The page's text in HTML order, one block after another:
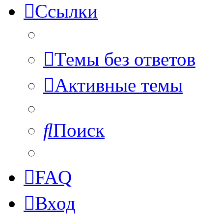
Ссылки
Темы без ответов
Активные темы
Поиск
FAQ
Вход